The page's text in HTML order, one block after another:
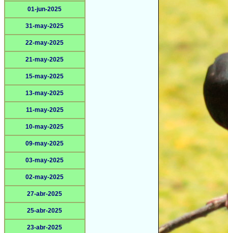
01-jun-2025
31-may-2025
22-may-2025
21-may-2025
15-may-2025
13-may-2025
11-may-2025
10-may-2025
09-may-2025
03-may-2025
02-may-2025
27-abr-2025
25-abr-2025
23-abr-2025